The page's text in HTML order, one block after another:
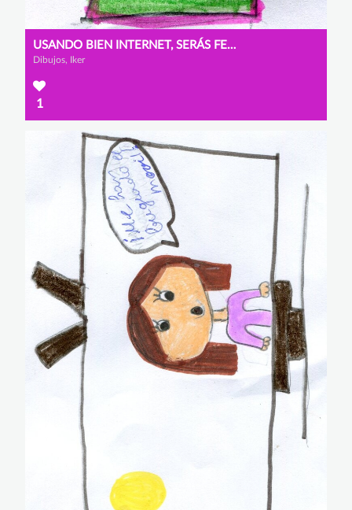
USANDO BIEN INTERNET, SERÁS FELIZ
Dibujos, Iker
1